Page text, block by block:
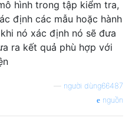
hình trong tập kiểm tra,
định các mẫu hoặc hành
nó xác định nó sẽ đưa
ra kết quả phù hợp với
người dùng66487
nguồn